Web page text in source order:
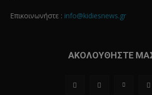
Επικοινωνήστε : info@kidiesnews.gr
ΑΚΟΛΟΥΘΗΣΤΕ